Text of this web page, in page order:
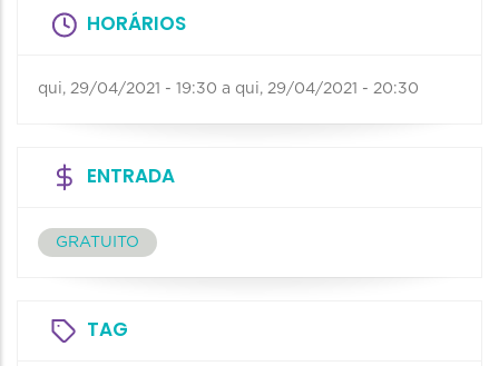
HORÁRIOS
qui, 29/04/2021 - 19:30 a qui, 29/04/2021 - 20:30
ENTRADA
GRATUITO
TAG